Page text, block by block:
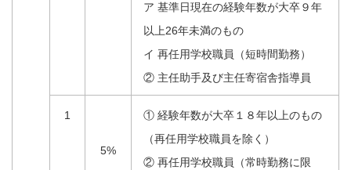
ア 基準日現在の経験年数が大卒９年
以上26年未満のもの
イ 再任用学校職員（短時間勤務）
② 主任助手及び主任寄宿舎指導員
1
5%
① 経験年数が大卒１８年以上のもの
（再任用学校職員を除く）
② 再任用学校職員（常時勤務に限